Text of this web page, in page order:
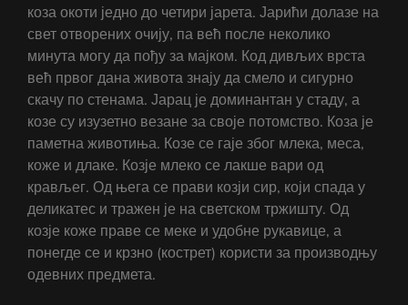
коза окоти једно до четири јарета. Јарићи долазе на
свет отворених очију, па већ после неколико
минута могу да пођу за мајком. Код дивљих врста
већ првог дана живота знају да смело и сигурно
скачу по стенама. Јарац је доминантан у стаду, а
козе су изузетно везане за своје потомство. Коза је
паметна животиња. Козе се гаје због млека, меса,
коже и длаке. Козје млеко се лакше вари од
крављег. Од њега се прави козји сир, који спада у
деликатес и тражен је на светском тржишту. Од
козје коже праве се меке и удобне рукавице, а
понегде се и крзно (кострет) користи за производњу
одевних предмета.